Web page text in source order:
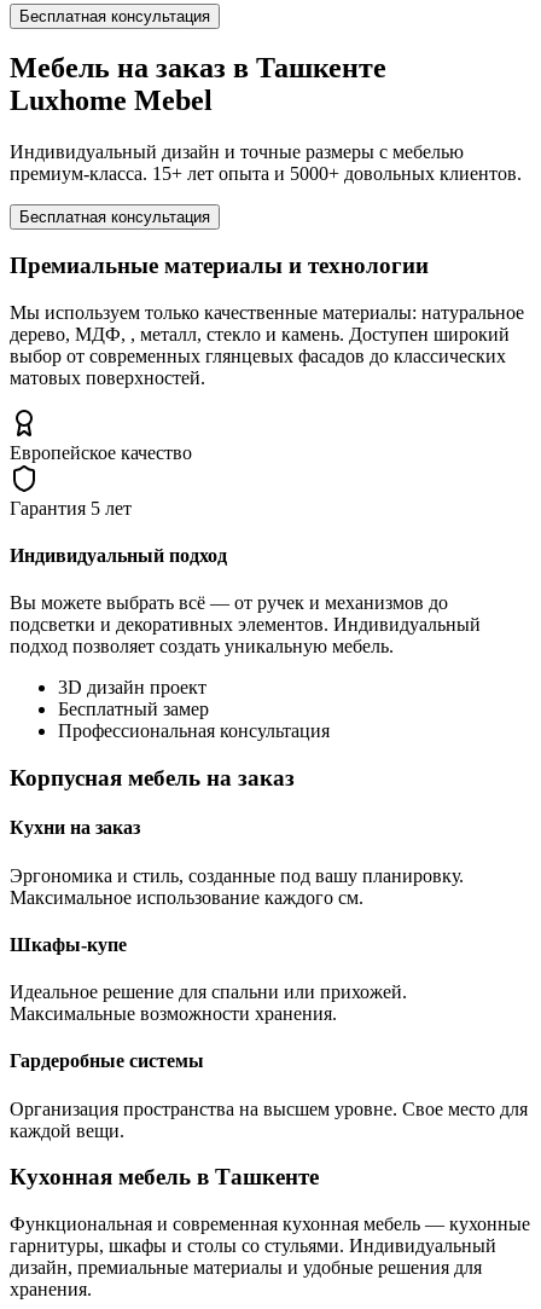
Бесплатная консультация
Мебель на заказ в Ташкенте
Luxhome Mebel
Индивидуальный дизайн и точные размеры с мебелью
премиум-класса. 15+ лет опыта и 5000+ довольных клиентов.
Бесплатная консультация
Премиальные материалы и технологии
Мы используем только качественные материалы: натуральное
дерево, МДФ, , металл, стекло и камень. Доступен широкий
выбор от современных глянцевых фасадов до классических
матовых поверхностей.
Европейское качество
Гарантия 5 лет
Индивидуальный подход
Вы можете выбрать всё — от ручек и механизмов до
подсветки и декоративных элементов. Индивидуальный
подход позволяет создать уникальную мебель.
3D дизайн проект
Бесплатный замер
Профессиональная консультация
Корпусная мебель на заказ
Кухни на заказ
Эргономика и стиль, созданные под вашу планировку.
Максимальное использование каждого см.
Шкафы-купе
Идеальное решение для спальни или прихожей.
Максимальные возможности хранения.
Гардеробные системы
Организация пространства на высшем уровне. Свое место для
каждой вещи.
Кухонная мебель в Ташкенте
Функциональная и современная кухонная мебель — кухонные
гарнитуры, шкафы и столы со стульями. Индивидуальный
дизайн, премиальные материалы и удобные решения для
хранения.